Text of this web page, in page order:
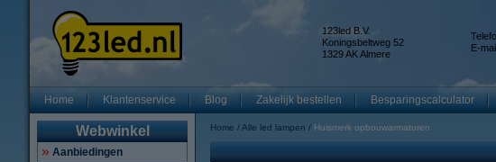
123led B.V.
Koningsbeltweg 52
1329 AK Almere
E-
Home Klantenservice Blog Zakelijk bestellen Besparingscalculator
Webwinkel
Aanbiedingen
Home Alle led lampen Huismerk opbouwarmaturen